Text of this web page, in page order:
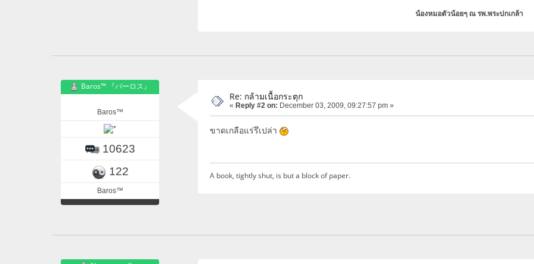
น้องหมอตัวน้อยๆ ณ รพ.พระปกเกล้า
Baros™ 『バーロス』
Baros™
10623
122
Baros™
Re: กล้ามเนื้อกระตุก
« Reply #2 on: December 03, 2009, 09:27:57 pm »
ขาดเกลือแร่รึเปล่า
A book, tightly shut, is but a block of paper.